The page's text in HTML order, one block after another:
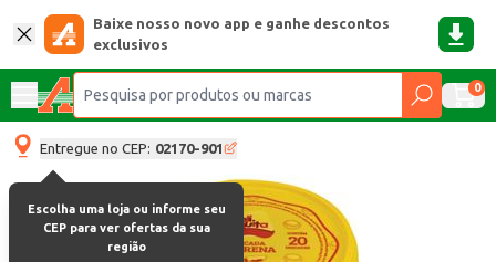
Baixe nosso novo app e ganhe descontos
exclusivos
0
Entregue no CEP: 02170-901
Escolha uma loja ou informe seu
CEP para ver ofertas da sua
região